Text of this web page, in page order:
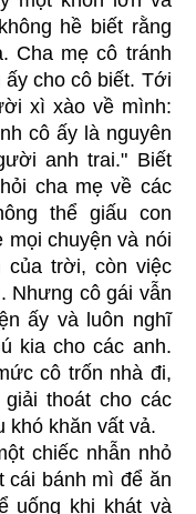
hề biết rằng
Cha mẹ cô tránh
cho cô biết. Tới
xì xào về mình:
cô ấy là nguyên
anh trai." Biết
cha mẹ về các
thể giấu con
chuyện và nói
của trời, còn việc
Nhưng cô gái vẫn
ấy và luôn nghĩ
kia cho các anh.
cô trốn nhà đi,
thoát cho các
khó khăn vất vả.
chiếc nhẫn nhỏ
cái bánh mì để ăn
uống khi khát và